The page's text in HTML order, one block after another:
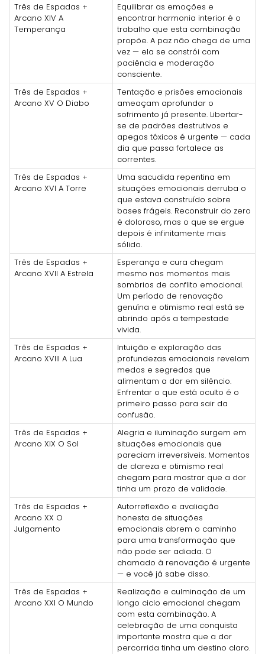
Três de Espadas +
Arcano XIV A
Temperança
Equilibrar as emoções e
encontrar harmonia interior é o
trabalho que esta combinação
propõe. A paz não chega de uma
vez — ela se constrói com
paciência e moderação
consciente.
Três de Espadas +
Arcano XV O Diabo
Tentação e prisões emocionais
ameaçam aprofundar o
sofrimento já presente. Libertar-
se de padrões destrutivos e
apegos tóxicos é urgente — cada
dia que passa fortalece as
correntes.
Três de Espadas +
Arcano XVI A Torre
Uma sacudida repentina em
situações emocionais derruba o
que estava construído sobre
bases frágeis. Reconstruir do zero
é doloroso, mas o que se ergue
depois é infinitamente mais
sólido.
Três de Espadas +
Arcano XVII A Estrela
Esperança e cura chegam
mesmo nos momentos mais
sombrios de conflito emocional.
Um período de renovação
genuína e otimismo real está se
abrindo após a tempestade
vivida.
Três de Espadas +
Arcano XVIII A Lua
Intuição e exploração das
profundezas emocionais revelam
medos e segredos que
alimentam a dor em silêncio.
Enfrentar o que está oculto é o
primeiro passo para sair da
confusão.
Três de Espadas +
Arcano XIX O Sol
Alegria e iluminação surgem em
situações emocionais que
pareciam irreversíveis. Momentos
de clareza e otimismo real
chegam para mostrar que a dor
tinha um prazo de validade.
Três de Espadas +
Arcano XX O
Julgamento
Autorreflexão e avaliação
honesta de situações
emocionais abrem o caminho
para uma transformação que
não pode ser adiada. O
chamado à renovação é urgente
— e você já sabe disso.
Três de Espadas +
Arcano XXI O Mundo
Realização e culminação de um
longo ciclo emocional chegam
com esta combinação. A
celebração de uma conquista
importante mostra que a dor
percorrida tinha um destino claro.